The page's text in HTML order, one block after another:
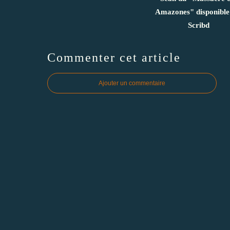
Amazones"
Scribd
Commenter cet article
Ajouter un commentaire